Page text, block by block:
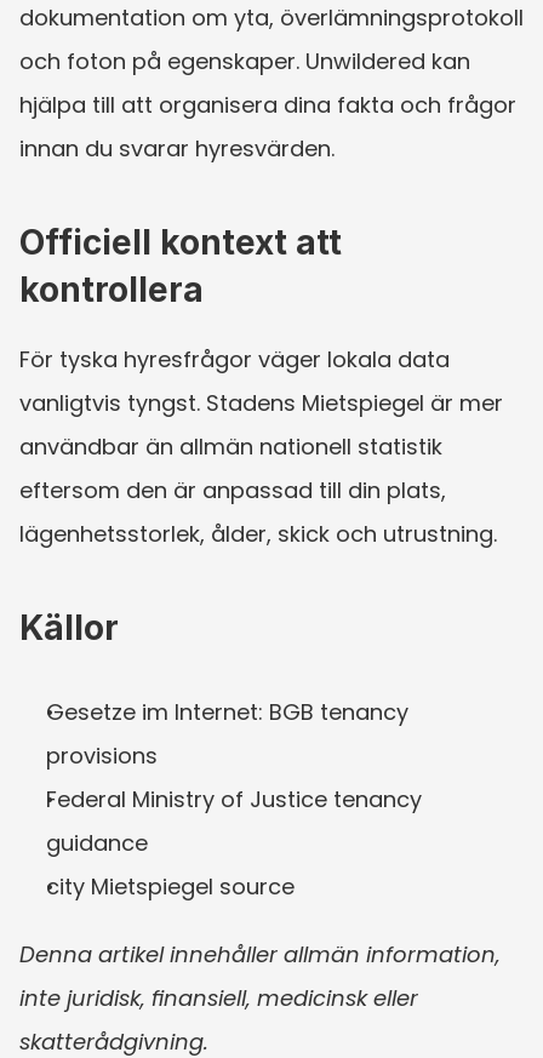
dokumentation om yta, överlämningsprotokoll
och foton på egenskaper. Unwildered kan
hjälpa till att organisera dina fakta och frågor
innan du svarar hyresvärden.
Officiell kontext att
kontrollera
För tyska hyresfrågor väger lokala data
vanligtvis tyngst. Stadens Mietspiegel är mer
användbar än allmän nationell statistik
eftersom den är anpassad till din plats,
lägenhetsstorlek, ålder, skick och utrustning.
Källor
Gesetze im Internet: BGB tenancy
provisions
Federal Ministry of Justice tenancy
guidance
city Mietspiegel source
Denna artikel innehåller allmän information,
inte juridisk, finansiell, medicinsk eller
skatterådgivning.